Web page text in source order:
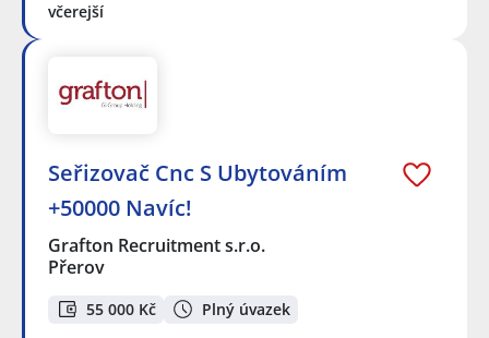
včerejší
Seřizovač Cnc S Ubytováním
+50000 Navíc!
Grafton Recruitment s.r.o.
Přerov
55 000 Kč Plný úvazek